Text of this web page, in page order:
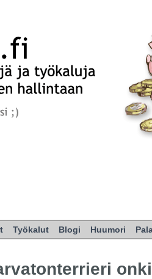
Työkalut Blogi Huumori